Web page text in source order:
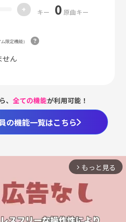
+ キー 0 原曲キー
ム限定機能）
せん
、全ての機能が利用可能！
の機能一覧はこちら
arrow_forward_ios もっと見る